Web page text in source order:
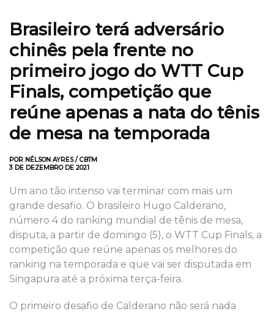
Brasileiro terá adversário
chinês pela frente no
primeiro jogo do WTT Cup
Finals, competição que
reúne apenas a nata do tênis
de mesa na temporada
POR NÉLSON AYRES / CBTM
3 DE DEZEMBRO DE 2021
Um ano tão intenso vai terminar com mais um
grande desafio. O brasileiro Hugo Calderano,
número 4 do ranking mundial de tênis de mesa,
disputa, a partir de domingo (5), o WTT Cup Finals, a
competição que reúne apenas os melhores do
ranking na temporada e que vai ser disputada em
Singapura até a próxima terça-feira.
O primeiro desafio de Calderano não será nada